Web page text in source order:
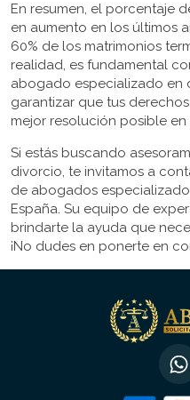
En resumen, el porcentaje
en aumento en los últimos
60% de los matrimonios
realidad, es fundamental
abogado especializado en
garantizar que tus
mejor resolución posible en
Si estás buscando
divorcio, te invitamos a
de abogados
España. Su equipo de
brindarte la ayuda que
¡No dudes en ponerte en